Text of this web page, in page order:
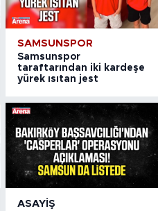
SAMSUNSPOR
Samsunspor
taraftarından iki kardeşe
yürek ısıtan jest
ASAYIŞ